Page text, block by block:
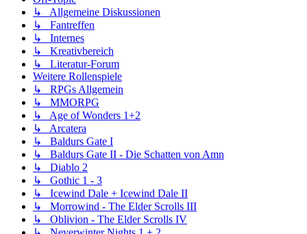
↳ Allgemeine Diskussionen
↳ Fantreffen
↳ Internes
↳ Kreativbereich
↳ Literatur-Forum
Weitere Rollenspiele
↳ RPGs Allgemein
↳ MMORPG
↳ Age of Wonders 1+2
↳ Arcatera
↳ Baldurs Gate I
↳ Baldurs Gate II - Die Schatten von Amn
↳ Diablo 2
↳ Gothic 1 - 3
↳ Icewind Dale + Icewind Dale II
↳ Morrowind - The Elder Scrolls III
↳ Oblivion - The Elder Scrolls IV